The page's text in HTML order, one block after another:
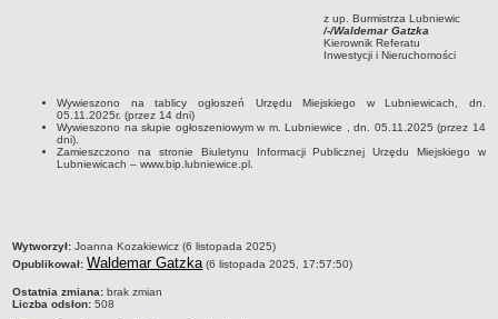
Kodeks etyczny
Oświadczenia majątkowe
Raporty
Transmisja z obrad sesji
Zadania i uprawnienia
Skład Rady Miejskiej
z up. Burmistrza Lubniewic
/-/Waldemar Gatzka
Kierownik Referatu
Inwestycji i Nieruchomości
Wywieszono na tablicy ogłoszeń Urzędu Miejskiego w Lubniewicach, dn.
05.11.2025r. (przez 14 dni)
Wywieszono na słupie ogłoszeniowym w m. Lubniewice , dn. 05.11.2025 (przez 14
dni).
Zamieszczono na stronie Biuletynu Informacji Publicznej Urzędu Miejskiego w
Lubniewicach – www.bip.lubniewice.pl.
metryczka
Wytworzył: Joanna Kozakiewicz (6 listopada 2025)
Opublikował: Waldemar Gatzka (6 listopada 2025, 17:57:50)
Ostatnia zmiana: brak zmian
Liczba odsłon: 508